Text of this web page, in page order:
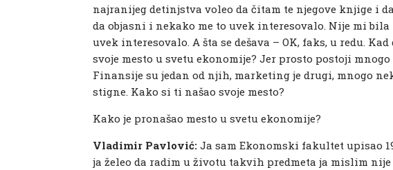
najranijeg detinjstva voleo da čitam te njegove knjige i
da objasni i nekako me to uvek interesovalo. Nije mi
uvek interesovalo. A šta se dešava – OK, faks, u redu.
svoje mesto u svetu ekonomije? Jer prosto postoji
Finansije su jedan od njih, marketing je drugi, mnogo
stigne. Kako si ti našao svoje mesto?
Kako je pronašao mesto u svetu ekonomije?
Vladimir Pavlović: Ja sam Ekonomski fakultet upisao
ja želeo da radim u životu takvih predmeta ja mislim nije